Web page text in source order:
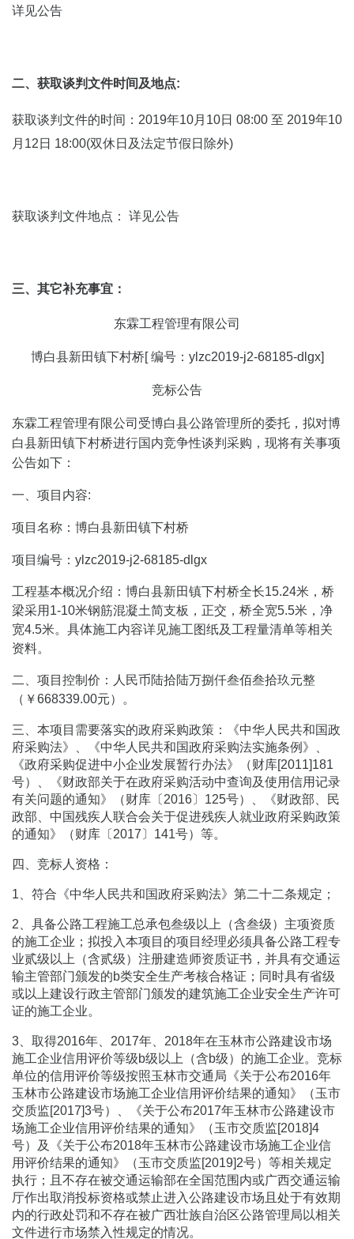
详见公告
二、获取谈判文件时间及地点:
获取谈判文件的时间：2019年10月10日 08:00 至 2019年10
月12日 18:00(双休日及法定节假日除外)
获取谈判文件地点： 详见公告
三、其它补充事宜：
东霖工程管理有限公司
博白县新田镇下村桥[ 编号：ylzc2019-j2-68185-dlgx]
竞标公告
东霖工程管理有限公司 受博白县公路管理所的委托，拟对博
白县新田镇下村桥进行国内竞争性谈判采购，现将有关事项
公告如下：
一、项目内容:
项目名称：博白县新田镇下村桥
项目编号：ylzc2019-j2-68185-dlgx
工程基本概况介绍：博白县新田镇下村桥全长15.24米，桥
梁采用1-10米钢筋混凝土简支板，正交，桥全宽5.5米，净
宽4.5米。具体施工内容详见施工图纸及工程量清单等相关
资料。
二、项目控制价：人民币陆拾陆万捌仟叁佰叁拾玖元整
（￥668339.00元）。
三、本项目需要落实的政府采购政策：《中华人民共和国政
府采购法》、《中华人民共和国政府采购法实施条例》、
《政府采购促进中小企业发展暂行办法》（财库[2011]181
号）、《财政部关于在政府采购活动中查询及使用信用记录
有关问题的通知》（财库〔2016〕125号）、《财政部、民
政部、中国残疾人联合会关于促进残疾人就业政府采购政策
的通知》（财库〔2017〕141号）等。
四、竞标人资格：
1、符合《中华人民共和国政府采购法》第二十二条规定；
2、具备公路工程施工总承包叁级以上（含叁级）主项资质
的施工企业；拟投入本项目的项目经理必须具备公路工程专
业贰级以上（含贰级）注册建造师资质证书，并具有交通运
输主管部门颁发的b类安全生产考核合格证；同时具有省级
或以上建设行政主管部门颁发的建筑施工企业安全生产许可
证的施工企业。
3、取得2016年、2017年、2018年在玉林市公路建设市场
施工企业信用评价等级b级以上（含b级）的施工企业。竞标
单位的信用评价等级按照玉林市交通局《关于公布2016年
玉林市公路建设市场施工企业信用评价结果的通知》（玉市
交质监[2017]3号）、《关于公布2017年玉林市公路建设市
场施工企业信用评价结果的通知》（玉市交质监[2018]4
号）及《关于公布2018年玉林市公路建设市场施工企业信
用评价结果的通知》（玉市交质监[2019]2号）等相关规定
执行；且不存在被交通运输部在全国范围内或广西交通运输
厅作出取消投标资格或禁止进入公路建设市场且处于有效期
内的行政处罚和不存在被广西壮族自治区公路管理局以相关
文件进行市场禁入性规定的情况。